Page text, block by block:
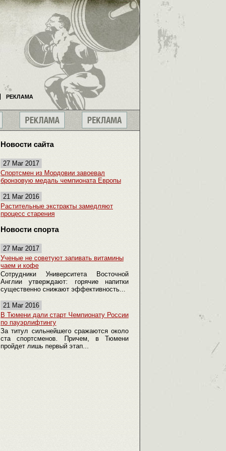
Новости сайта
27 Mar 2017
Спортсмен из Мордовии завоевал
бронзовую медаль чемпионата Европы
21 Mar 2016
Растительные экстракты замедляют
процесс старения
Новости спорта
27 Mar 2017
Ученые не советуют запивать витамины
чаем и кофе
Сотрудники Университета Восточной
Англии утверждают: горячие напитки
существенно снижают эффективность...
21 Mar 2016
В Тюмени дали старт Чемпионату России
по пауэрлифтингу
За титул сильнейшего сражаются около
ста спортсменов. Причем, в Тюмени
пройдет лишь первый этап...
РЕКЛАМА